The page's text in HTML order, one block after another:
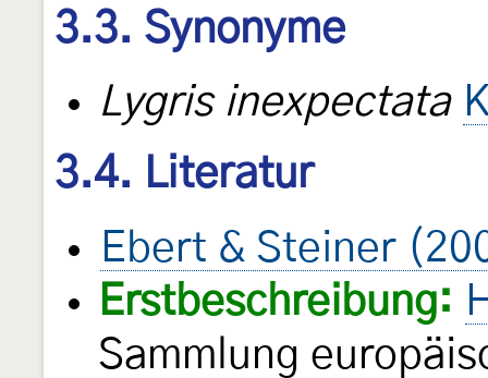
3.3. Synonyme
Lygris inexpectata
3.4. Literatur
Ebert & Steiner
Erstbeschreibung:
Sammlung